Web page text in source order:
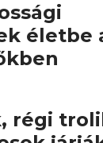
életbe
régi